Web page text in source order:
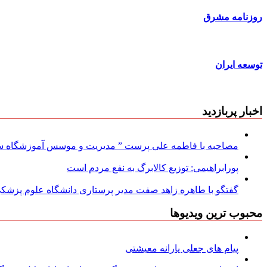
روزنامه مشرق
توسعه ایران
اخبار پربازدید
مصاحبه با فاطمه علی پرست ” مدیریت و موسس آموزشگاه
پورابراهیمی: توزیع کالابرگ به نفع مردم است
گفتگو با طاهره زاهد صفت مدیر پرستاری دانشگاه علوم
محبوب ترین ویدیوها
پیام های جعلی یارانه معیشتی